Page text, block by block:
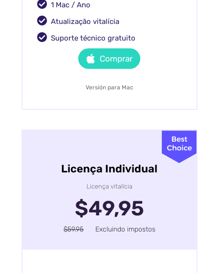
1 Mac / Ano
Atualização vitalícia
Suporte técnico gratuito
Comprar
Versión para Mac
Licença Individual
Licença vitalícia
$49,95
$59.95 Excluindo impostos